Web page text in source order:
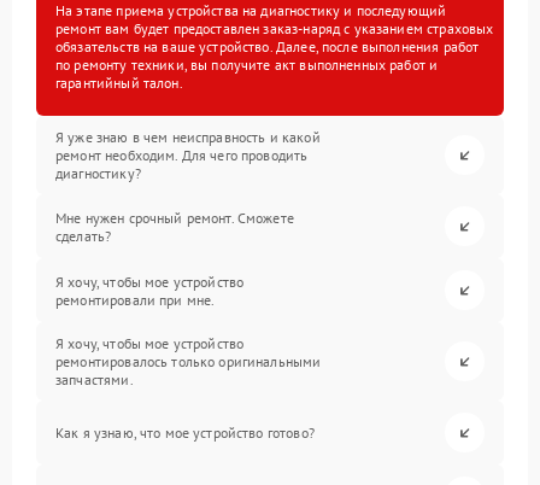
На этапе приема устройства на диагностику и последующий
ремонт вам будет предоставлен заказ-наряд с указанием страховых
обязательств на ваше устройство. Далее, после выполнения работ
по ремонту техники, вы получите акт выполненных работ и
гарантийный талон.
Я уже знаю в чем неисправность и какой
ремонт необходим. Для чего проводить
диагностику?
Мне нужен срочный ремонт. Сможете
сделать?
Я хочу, чтобы мое устройство
ремонтировали при мне.
Я хочу, чтобы мое устройство
ремонтировалось только оригинальными
запчастями.
Как я узнаю, что мое устройство готово?